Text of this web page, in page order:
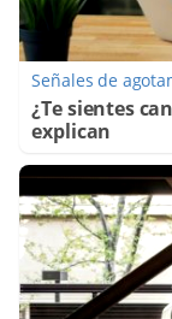
Señales de
¿Te sientes
explican